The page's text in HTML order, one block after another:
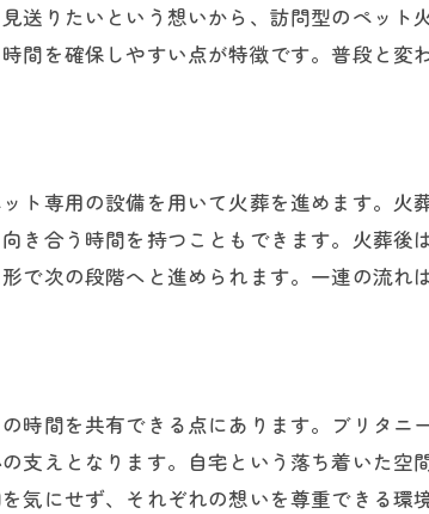
送りたいという想いから、訪問型のペッ
間を確保しやすい点が特徴です。普段と
ト専用の設備を用いて火葬を進めます。
き合う時間を持つこともできます。火葬
で次の段階へと進められます。一連の流
時間を共有できる点にあります。ブリタ
支えとなります。自宅という落ち着いた
気にせず、それぞれの想いを尊重できる環